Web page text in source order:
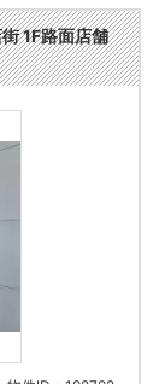
1F路面店舗